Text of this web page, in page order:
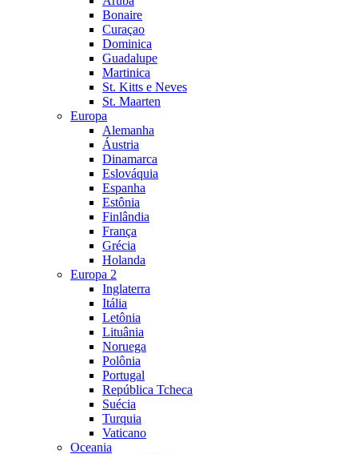
Bonaire
Curaçao
Dominica
Guadalupe
Martinica
St. Kitts e Neves
St. Maarten
Europa
Alemanha
Áustria
Dinamarca
Eslováquia
Espanha
Estônia
Finlândia
França
Grécia
Holanda
Europa 2
Inglaterra
Itália
Letônia
Lituânia
Noruega
Polônia
Portugal
República Tcheca
Suécia
Turquia
Vaticano
Oceania